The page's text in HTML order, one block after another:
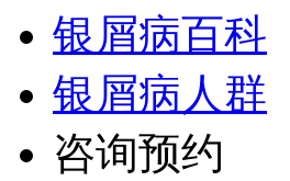
银屑病百科
银屑病人群
咨询预约